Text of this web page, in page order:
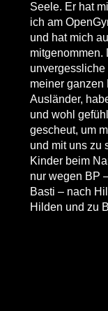
Seele. Er hat
ich am
und hat mich
mitgenommen.
unvergessliche
meiner ganzen
Ausländer,
und wohl
gescheut, um
und mit uns zu
Kinder beim
nur wegen BP
Basti – nach
Hilden und zu